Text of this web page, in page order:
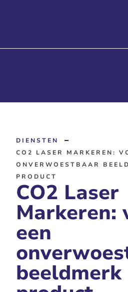
DIENSTEN
CO2 LASER MARKEREN:
ONVERWOESTBAAR
PRODUCT
CO2 Laser
Markeren:
een